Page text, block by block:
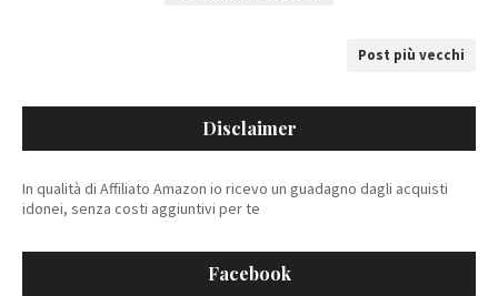
Post più vecchi
Disclaimer
In qualità di Affiliato Amazon io ricevo un guadagno dagli acquisti
idonei, senza costi aggiuntivi per te
Facebook